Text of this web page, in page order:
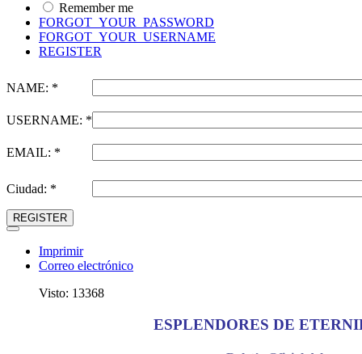
Remember me
FORGOT_YOUR_PASSWORD
FORGOT_YOUR_USERNAME
REGISTER
NAME: *
USERNAME: *
EMAIL: *
Ciudad: *
REGISTER
Imprimir
Correo electrónico
Visto: 13368
ESPLENDORES DE